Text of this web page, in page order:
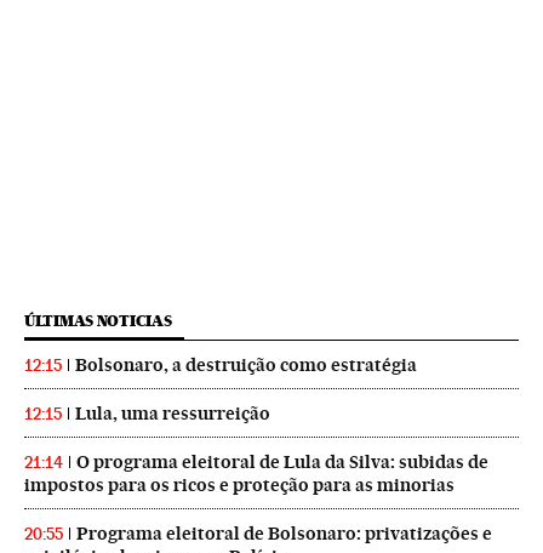
ÚLTIMAS NOTICIAS
12:15 Bolsonaro, a destruição como estratégia
12:15 Lula, uma ressurreição
21:14
O programa eleitoral de Lula da Silva: subidas de
impostos para os ricos e proteção para as minorias
20:55
Programa eleitoral de Bolsonaro: privatizações e